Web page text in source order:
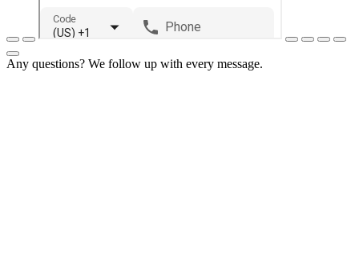
Any questions? We follow up with every message.